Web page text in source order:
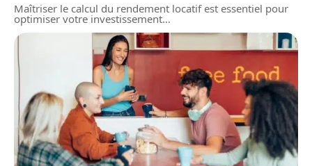
Maîtriser le calcul du rendement locatif est essentiel pour
optimiser votre investissement…